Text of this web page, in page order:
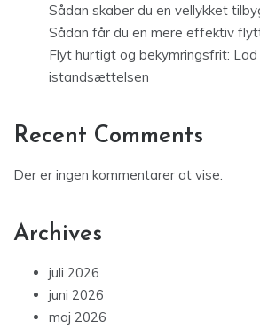
Sådan skaber du en vellykket
Sådan får du en mere effektiv
Flyt hurtigt og bekymringsfrit:
istandsættelsen
Recent Comments
Der er ingen kommentarer at vise.
Archives
juli 2026
juni 2026
maj 2026